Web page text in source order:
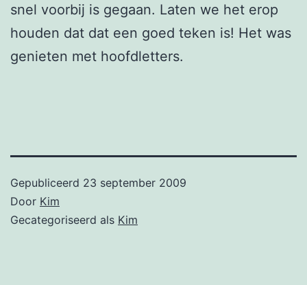
snel voorbij is gegaan. Laten we het erop
houden dat dat een goed teken is! Het was
genieten met hoofdletters.
Gepubliceerd 23 september 2009
Door Kim
Gecategoriseerd als Kim